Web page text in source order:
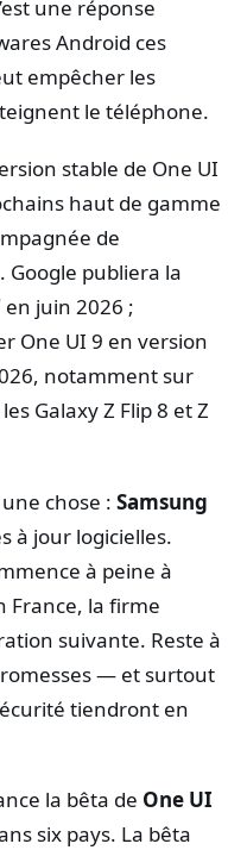
une réponse
Android ces
empêcher les
le téléphone.
stable de One UI
haut de gamme
de
publiera la
en juin 2026 ;
One UI 9 en version
notamment sur
Galaxy Z Flip 8 et Z
chose : Samsung
à jour logicielles.
à peine à
France, la firme
suivante. Reste à
— et surtout
tiendront en
la bêta de One UI
six pays. La bêta